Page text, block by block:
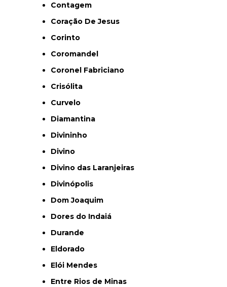
Contagem
Coração De Jesus
Corinto
Coromandel
Coronel Fabriciano
Crisólita
Curvelo
Diamantina
Divininho
Divino
Divino das Laranjeiras
Divinópolis
Dom Joaquim
Dores do Indaiá
Durande
Eldorado
Elói Mendes
Entre Rios de Minas